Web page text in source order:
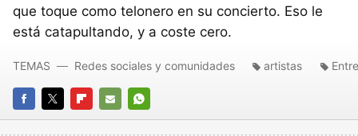
que toque como telonero en su concierto. Eso le
está catapultando, y a coste cero.
FACEBOOK
TWITTERFLIPBOARD
E-
WHATSAPP
TEMAS Redes sociales y comunidades artistas